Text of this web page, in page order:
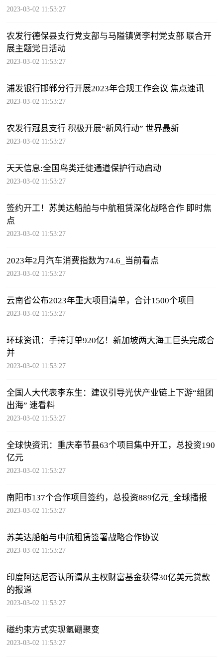
2023-03-02 11:53:27
农发行德保县支行党支部与马隘镇贤李村党支部 联合开
展主题党日活动
2023-03-02 11:53:27
浦发银行邯郸分行开展2023年合规工作会议 焦点速讯
2023-03-02 11:53:27
农发行冠县支行 积极开展“新风行动” 世界最新
2023-03-02 11:53:27
天天信息:全国鸟类迁徙通道保护行动启动
2023-03-02 11:53:27
签约开工！苏美达船舶与中航租赁深化战略合作 即时焦
点
2023-03-02 11:53:27
2023年2月汽车消费指数为74.6_当前看点
2023-03-02 11:53:27
云南省公布2023年重大项目清单，合计1500个项目
2023-03-02 11:53:27
环球资讯：手持订单920亿！新加坡两大海工巨头完成合
并
2023-03-02 11:53:27
全国人大代表李东生：建议引导光伏产业链上下游“组团
出海” 速看料
2023-03-02 11:53:27
全球快资讯：重庆奉节县63个项目集中开工，总投资190
亿元
2023-03-02 11:53:27
南阳市137个合作项目签约，总投资889亿元_全球播报
2023-03-02 11:53:27
苏美达船舶与中航租赁签署战略合作协议
2023-03-02 11:53:27
印度阿达尼否认所谓从主权财富基金获得30亿美元贷款
的报道
2023-03-02 11:53:27
磁约束方式实现氢硼聚变
2023-03-02 11:53:27